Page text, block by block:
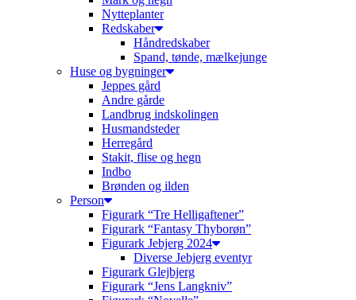
Nytteplanter
Redskaber
Håndredskaber
Spand, tønde, mælkejunge
Huse og bygninger
Jeppes gård
Andre gårde
Landbrug indskolingen
Husmandsteder
Herregård
Stakit, flise og hegn
Indbo
Brønden og ilden
Person
Figurark “Tre Helligaftener”
Figurark “Fantasy Thyborøn”
Figurark Jebjerg 2024
Diverse Jebjerg eventyr
Figurark Glejbjerg
Figurark “Jens Langkniv”